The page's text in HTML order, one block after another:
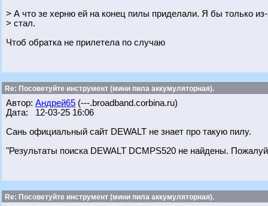
> А что зе херню ей на конец пилы приделали. Я бы только из-
> стал.
Чтоб обратка не прилетела по случаю
Re: Посоветуйте инструмент (мини пила аккумуляторная).
Автор: Андрей65 (---.broadband.corbina.ru)
Дата: 12-03-25 16:06
Сань официальный сайт DEWALT не знает про такую пилу.
"Результаты поиска DEWALT DCMPS520 не найдены.
Re: Посоветуйте инструмент (мини пила аккумуляторная).